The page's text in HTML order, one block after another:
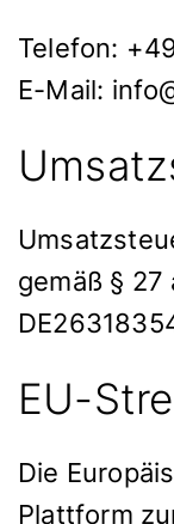
Telefon:
E-Mail:
gemäß §
EU-
Die
Plattform